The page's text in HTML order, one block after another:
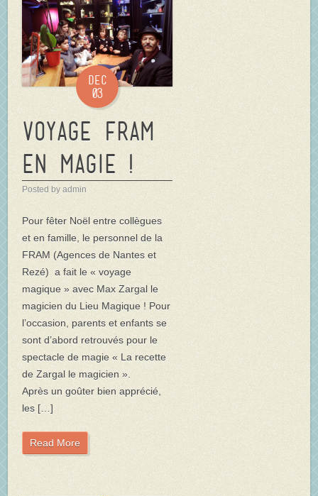
Dec
03
Voyage FRAM
en magie !
Posted by admin
Pour fêter Noël entre collègues
et en famille, le personnel de la
FRAM (Agences de Nantes et
Rezé) a fait le « voyage
magique » avec Max Zargal le
magicien du Lieu Magique ! Pour
l’occasion, parents et enfants se
sont d’abord retrouvés pour le
spectacle de magie « La recette
de Zargal le magicien ».
Après un goûter bien apprécié,
les […]
Read More